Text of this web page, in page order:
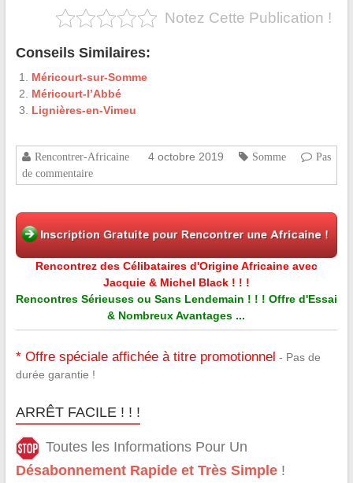
Notez Cette Publication !
Conseils Similaires:
Méricourt-sur-Somme
Méricourt-l’Abbé
Lignières-en-Vimeu
Rencontrer-Africaine 4 octobre 2019 Somme
Pas
de commentaire
Rencontrez des Célibataires d'Origine Africaine avec
Jacquie & Michel Black ! ! !
Rencontres Sérieuses ou Sans Lendemain ! ! ! Offre d'Essai
& Nombreux Avantages ...
* Offre spéciale affichée à titre promotionnel - Pas de
durée garantie !
ARRÊT FACILE ! ! !
Toutes les Informations Pour Un
Désabonnement Rapide et Très Simple!